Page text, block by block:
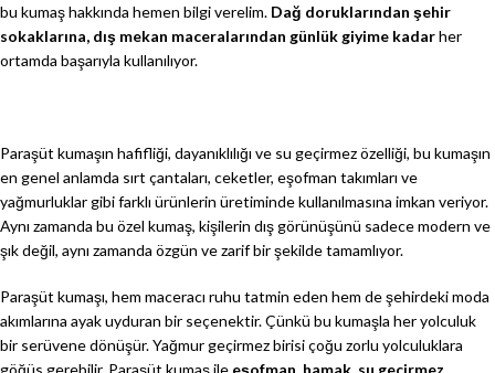
bu kumaş hakkında hemen bilgi verelim. Dağ doruklarından şehir
sokaklarına, dış mekan maceralarından günlük giyime kadarher
ortamda başarıyla kullanılıyor.
Paraşüt kumaşın hafifliği, dayanıklılığı ve su geçirmez özelliği, bu kumaşın
en genel anlamda sırt çantaları, ceketler, eşofman takımları ve
yağmurluklar gibi farklı ürünlerin üretiminde kullanılmasına imkan veriyor.
Aynı zamanda bu özel kumaş, kişilerin dış görünüşünü sadece modern ve
şık değil, aynı zamanda özgün ve zarif bir şekilde tamamlıyor.
Paraşüt kumaşı, hem maceracı ruhu tatmin eden hem de şehirdeki moda
akımlarına ayak uyduran bir seçenektir. Çünkü bu kumaşla her yolculuk
bir serüvene dönüşür. Yağmur geçirmez birisi çoğu zorlu yolculuklara
göğüs gerebilir. Paraşüt kumaş ile eşofman, hamak, su geçirmez